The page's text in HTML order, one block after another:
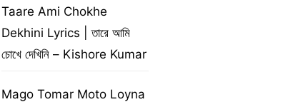
Taare Ami Chokhe
Dekhini Lyrics | তারে আমি
চোখে দেখিনি – Kishore Kumar
Mago Tomar Moto Loyna